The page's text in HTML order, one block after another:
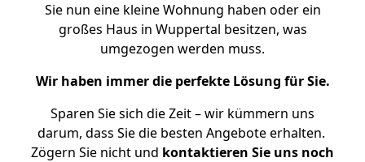
Sie nun eine kleine Wohnung haben oder ein
großes Haus in Wuppertal besitzen, was
umgezogen werden muss.
Wir haben immer die perfekte Lösung für Sie.
Sparen Sie sich die Zeit – wir kümmern uns
darum, dass Sie die besten Angebote erhalten.
Zögern Sie nicht und kontaktieren Sie uns noch